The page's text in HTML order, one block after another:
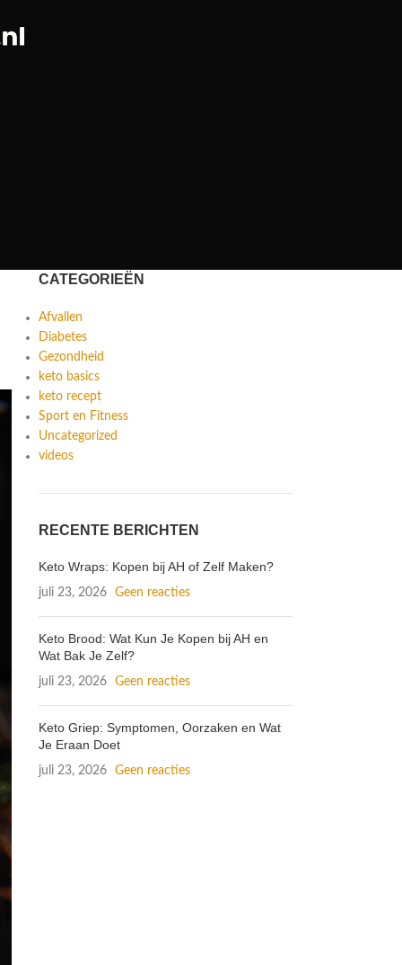
CATEGORIEËN
Afvallen
Diabetes
Gezondheid
keto basics
keto recept
Sport en Fitness
Uncategorized
videos
RECENTE BERICHTEN
Keto Wraps: Kopen bij AH of Zelf Maken?
juli 23, 2026 Geen reacties
Keto Brood: Wat Kun Je Kopen bij AH en
Wat Bak Je Zelf?
juli 23, 2026 Geen reacties
Keto Griep: Symptomen, Oorzaken en Wat
Je Eraan Doet
juli 23, 2026 Geen reacties